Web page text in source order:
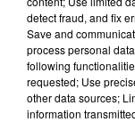
Vous réaliserez
professionnels
expérimenté dans
permis B. Il s’agit
ou temps plein
samedi. Les
detect fraud, and fix
Save and
process personal
following
requested; Use
other data sources;
information